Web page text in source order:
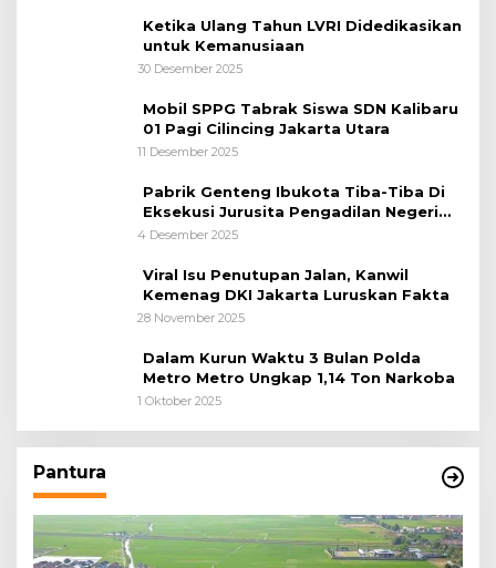
Ketika Ulang Tahun LVRI Didedikasikan
untuk Kemanusiaan
30 Desember 2025
Mobil SPPG Tabrak Siswa SDN Kalibaru
01 Pagi Cilincing Jakarta Utara
11 Desember 2025
Pabrik Genteng Ibukota Tiba-Tiba Di
Eksekusi Jurusita Pengadilan Negeri
Tangerang, Diduga Cacat Hukum Sejak
4 Desember 2025
Viral Isu Penutupan Jalan, Kanwil
Kemenag DKI Jakarta Luruskan Fakta
28 November 2025
Dalam Kurun Waktu 3 Bulan Polda
Metro Metro Ungkap 1,14 Ton Narkoba
1 Oktober 2025
Pantura